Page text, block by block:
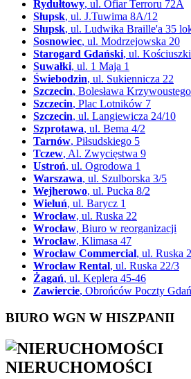
Rydułtowy, ul. Ofiar Terroru 72A
Słupsk, ul. J.Tuwima 8A/12
Słupsk, ul. Ludwika Braille'a 35
Sosnowiec, ul. Modrzejowska 20
Starogard Gdański, ul.
Suwałki, ul. 1 Maja 1
Świebodzin, ul. Sukiennicza 22
Szczecin, Bolesława
Szczecin, Plac Lotników 7
Szczecin, ul. Langiewicza 24/10
Szprotawa, ul. Bema 4/2
Tarnów, Piłsudskiego 5
Tczew, Al. Zwycięstwa 9
Ustroń, ul. Ogrodowa 1
Warszawa, ul. Szulborska 3/5
Wejherowo, ul. Pucka 8/2
Wieluń, ul. Barycz 1
Wrocław, ul. Ruska 22
Wrocław, Biuro w reorganizacji
Wrocław, Klimasa 47
Wrocław Commercial, ul. Ruska
Wrocław Rental, ul. Ruska 22/3
Żagań, ul. Keplera 45-46
Zawiercie, Obrońców Poczty
BIURO WGN W HISZPANII
NIERUCHOMOŚCI